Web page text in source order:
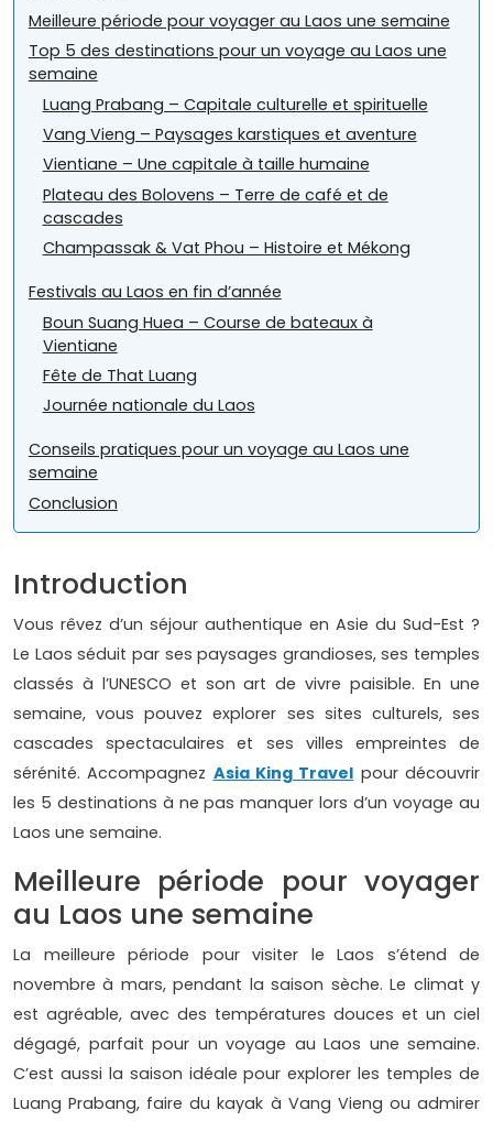
Meilleure période pour voyager au Laos une semaine
Top 5 des destinations pour un voyage au Laos une
semaine
Luang Prabang – Capitale culturelle et spirituelle
Vang Vieng – Paysages karstiques et aventure
Vientiane – Une capitale à taille humaine
Plateau des Bolovens – Terre de café et de
cascades
Champassak & Vat Phou – Histoire et Mékong
Festivals au Laos en fin d’année
Boun Suang Huea – Course de bateaux à
Vientiane
Fête de That Luang
Journée nationale du Laos
Conseils pratiques pour un voyage au Laos une
semaine
Conclusion
Introduction
Vous rêvez d’un séjour authentique en Asie du Sud-Est ?
Le Laos séduit par ses paysages grandioses, ses temples
classés à l’UNESCO et son art de vivre paisible. En une
semaine, vous pouvez explorer ses sites culturels, ses
cascades spectaculaires et ses villes empreintes de
sérénité. Accompagnez Asia King Travel pour découvrir
les 5 destinations à ne pas manquer lors d’un voyage au
Laos une semaine.
Meilleure période pour voyager
au Laos une semaine
La meilleure période pour visiter le Laos s’étend de
novembre à mars, pendant la saison sèche. Le climat y
est agréable, avec des températures douces et un ciel
dégagé, parfait pour un voyage au Laos une semaine.
C’est aussi la saison idéale pour explorer les temples de
Luang Prabang, faire du kayak à Vang Vieng ou admirer